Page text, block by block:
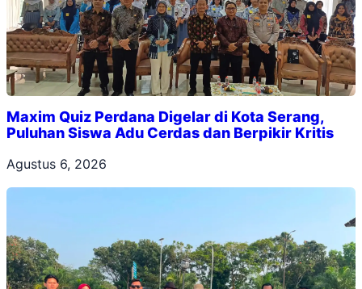
Maxim Quiz Perdana Digelar di Kota Serang,
Puluhan Siswa Adu Cerdas dan Berpikir Kritis
Agustus 6, 2026